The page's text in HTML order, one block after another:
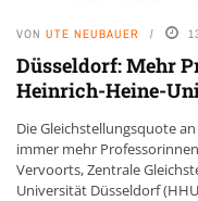
VON UTE NEUBAUER
Düsseldorf: Mehr
Heinrich-Heine-
Die Gleichstellungsquote
immer mehr
Vervoorts, Zentrale
Universität Düsseldorf